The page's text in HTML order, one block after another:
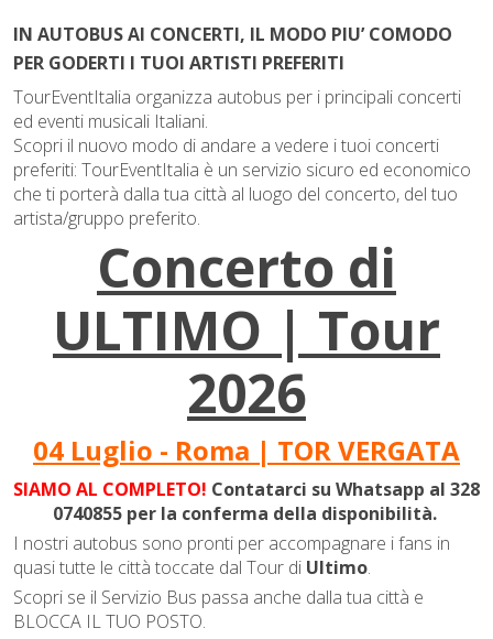
IN AUTOBUS AI CONCERTI, IL MODO PIU’ COMODO
PER GODERTI I TUOI ARTISTI PREFERITI
TourEventItalia organizza autobus per i principali concerti
ed eventi musicali Italiani.
Scopri il nuovo modo di andare a vedere i tuoi concerti
preferiti: TourEventItalia è un servizio sicuro ed economico
che ti porterà dalla tua città al luogo del concerto, del tuo
artista/gruppo preferito.
Concerto di
ULTIMO | Tour
2026
04 Luglio - Roma | TOR VERGATA
SIAMO AL COMPLETO! Contatarci su Whatsapp al 328
0740855 per la conferma della disponibilità.
I nostri autobus sono pronti per accompagnare i fans in
quasi tutte le città toccate dal Tour di Ultimo.
Scopri se il Servizio Bus passa anche dalla tua città e
BLOCCA IL TUO POSTO.